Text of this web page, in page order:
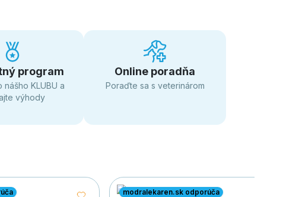
program
KLUBU a
výhody
Online poradňa
Poraďte sa s veterinárom
modralekaren.sk odporúča